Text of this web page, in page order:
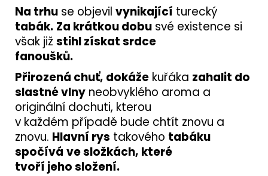
Na trhu se objevil vynikající turecký
tabák. Za krátkou dobu své existence si
však již stihl získat srdce
fanoušků.
Přirozená chuť, dokáže kuřáka zahalit do
slastné vlny neobvyklého aroma a
originální dochuti, kterou
v každém případě bude chtít znovu a
znovu. Hlavní rys takového tabáku
spočívá ve složkách, které
tvoří jeho složení.